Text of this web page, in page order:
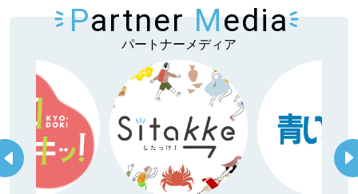
Partner Media
パートナーメディア